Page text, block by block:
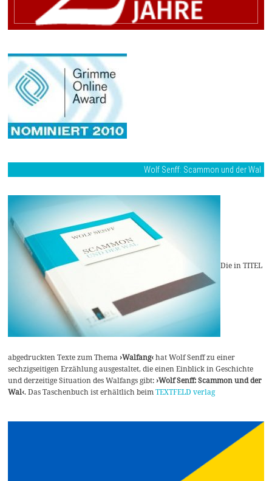
Wolf Senff: Scammon und der Wal
Die in TITEL
abgedruckten Texte zum Thema›Walfang‹hat Wolf Senff zu einer
sechzigseitigen Erzählung ausgestaltet, die einen Einblick in Geschichte
und derzeitige Situation des Walfangs gibt:›Wolf Senff: Scammon und der
Wal‹. Das Taschenbuch ist erhältlich beimTEXTFELD verlag